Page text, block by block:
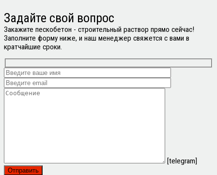
Задайте свой вопрос
Закажите пескобетон - строительный раствор прямо сейчас!
Заполните форму ниже, и наш менеджер свяжется с вами в
кратчайшие сроки.
[telegram]